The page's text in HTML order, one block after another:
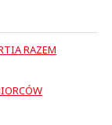
RAZEM